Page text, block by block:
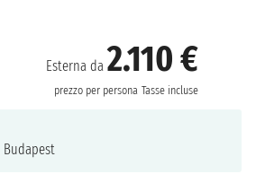
Esterna da2.110 €
prezzo per persona Tasse incluse
Budapest